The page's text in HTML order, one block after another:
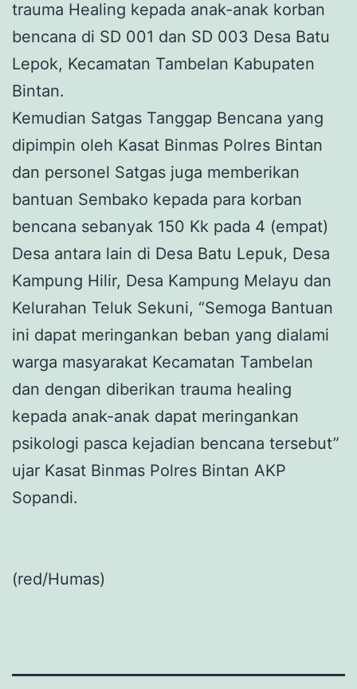
trauma Healing kepada anak-anak korban
bencana di SD 001 dan SD 003 Desa Batu
Lepok, Kecamatan Tambelan Kabupaten
Bintan.
Kemudian Satgas Tanggap Bencana yang
dipimpin oleh Kasat Binmas Polres Bintan
dan personel Satgas juga memberikan
bantuan Sembako kepada para korban
bencana sebanyak 150 Kk pada 4 (empat)
Desa antara lain di Desa Batu Lepuk, Desa
Kampung Hilir, Desa Kampung Melayu dan
Kelurahan Teluk Sekuni, “Semoga Bantuan
ini dapat meringankan beban yang dialami
warga masyarakat Kecamatan Tambelan
dan dengan diberikan trauma healing
kepada anak-anak dapat meringankan
psikologi pasca kejadian bencana tersebut”
ujar Kasat Binmas Polres Bintan AKP
Sopandi.
(red/Humas)